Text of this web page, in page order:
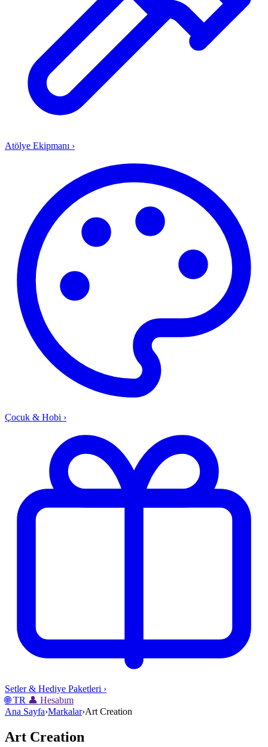
Atölye Ekipmanı ›
Çocuk & Hobi ›
Setler & Hediye Paketleri ›
🌐 TR 👤 Hesabım
Ana Sayfa›Markalar›Art Creation
Art Creation